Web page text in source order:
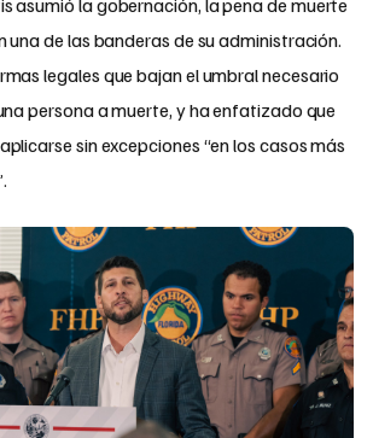
una de las banderas de su administración.
legales que bajan el umbral necesario
persona a muerte, y ha enfatizado que
sin excepciones “en los casos más